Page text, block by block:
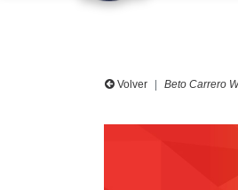
Volver Beto Carrero